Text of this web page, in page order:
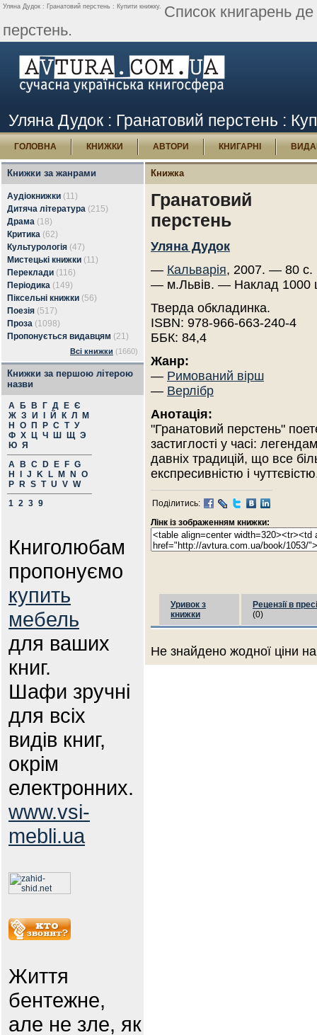
Уляна Дудок : Гранатовий перстень : Купити книжку. Список книгарень
перстень.
Уляна Дудок : Гранатовий перстень :
ГОЛОВНА КНИЖКИ АВТОРИ КНИГАРНІ
Книжки за жанрами
Аудіокнижки (11)
Дитяча література (215)
Драма (18)
Критика (62)
Культурологія (47)
Мистецькі книжки (11)
Переклади (116)
Періодика (149)
Піксельні книжки (56)
Поезія (517)
Проза (1098)
Пропонується видавцям (21)
Всі книжки (1660)
Книжки за першою літерою
назви
А Б В Г Д Е Є
Ж З И Й К Л
М
Н
О П Р С Т У
Ф Х Ц Ч Ш Щ Э
Ю Я
A
B C D E F G
H
J K L M N
O
P
R S T U V W
1 2 3 9
Книголюбам
пропонуємо
купить
мебель
для ваших
книг.
Шафи зручні
для всіх
видів книг,
окрім
електронних.
www.vsi-
mebli.ua
Життя
бентежне,
але не зле, як
Книжка
Гранатовий
перстень
Уляна Дудок
— Кальварія, 2007. — 80 с.
— м.Львів. — Наклад 1000
Тверда обкладинка.
ISBN: 978-966-663-240-4
ББК: 84,4
Жанр:
— Римований вірш
— Верлібр
Анотація:
"Гранатовий перстень"
застиглості у часі:
давніх традицій, що все
експресивністю і
Поділитись:
Лінк із зображенням книжки:
Уривок з
книжки
Рецензії в пресі
(0)
Не знайдено жодної ціни